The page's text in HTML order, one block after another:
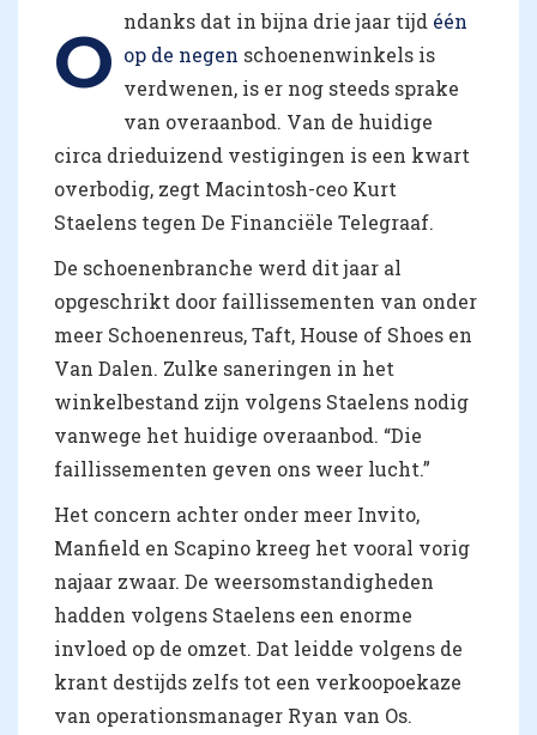
O ndanks dat in bijna drie jaar tijd één
op de negen schoenenwinkels is
verdwenen, is er nog steeds sprake
van overaanbod. Van de huidige
circa drieduizend vestigingen is een kwart
overbodig, zegt Macintosh-ceo Kurt
Staelens tegen De Financiële Telegraaf.
De schoenenbranche werd dit jaar al
opgeschrikt door faillissementen van onder
meer Schoenenreus, Taft, House of Shoes en
Van Dalen. Zulke saneringen in het
winkelbestand zijn volgens Staelens nodig
vanwege het huidige overaanbod. “Die
faillissementen geven ons weer lucht.”
Het concern achter onder meer Invito,
Manfield en Scapino kreeg het vooral vorig
najaar zwaar. De weersomstandigheden
hadden volgens Staelens een enorme
invloed op de omzet. Dat leidde volgens de
krant destijds zelfs tot een verkoopoekaze
van operationsmanager Ryan van Os.